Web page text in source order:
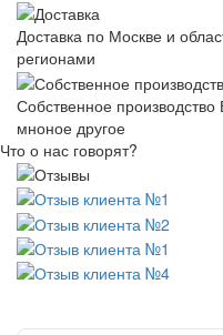
Доставка по Москве и
регионами
Собственное производство
мноное другое
Что о нас говорят?